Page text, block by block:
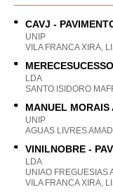
CAVJ -
UNIP
VILA FRANCA XIRA,
LDA
SANTO ISIDORO
MANUEL MORAIS
UNIP
AGUAS LIVRES
VINILNOBRE -
LDA
UNIAO FREGUESIAS
VILA FRANCA XIRA,